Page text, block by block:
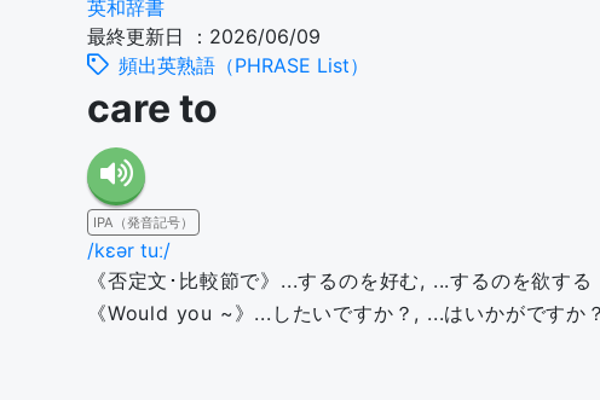
英和辞書
最終更新日 ：2026/06/09
頻出英熟語（PHRASE List）
care to
IPA（発音記号）
/kɛər tuː/
《否定文･比較節で》...するのを好む, ...するのを欲
《Would you ~》...したいですか？, ...はいかがですか